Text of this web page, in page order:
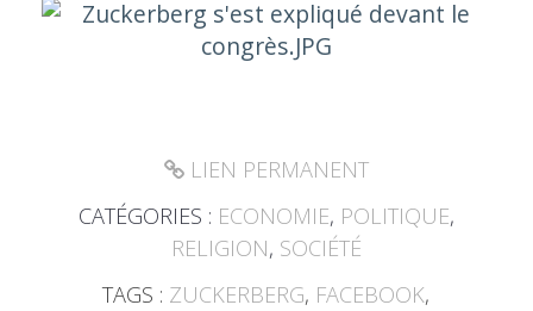
LIEN PERMANENT
CATÉGORIES : ECONOMIE, POLITIQUE,
RELIGION, SOCIÉTÉ
TAGS : ZUCKERBERG, FACEBOOK,